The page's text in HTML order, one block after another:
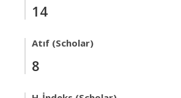
14
Atıf (Scholar)
8